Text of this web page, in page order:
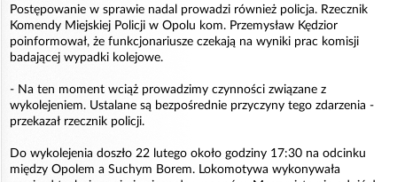
Postępowanie w sprawie nadal prowadzi również policja. Rzecznik
Komendy Miejskiej Policji w Opolu kom. Przemysław Kędzior
poinformował, że funkcjonariusze czekają na wyniki prac komisji
badającej wypadki kolejowe.
- Na ten moment wciąż prowadzimy czynności związane z
wykolejeniem. Ustalane są bezpośrednie przyczyny tego zdarzenia -
przekazał rzecznik policji.
Do wykolejenia doszło 22 lutego około godziny 17:30 na odcinku
między Opolem a Suchym Borem. Lokomotywa wykonywała